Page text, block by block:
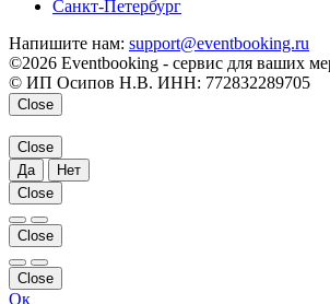
Санкт-Петербург
Напишите нам: support@eventbooking.ru
©2026 Eventbooking - сервис для ваших
© ИП Осипов Н.В. ИНН: 772832289705
Close
Close
Да
Нет
Close
Close
Close
Ок